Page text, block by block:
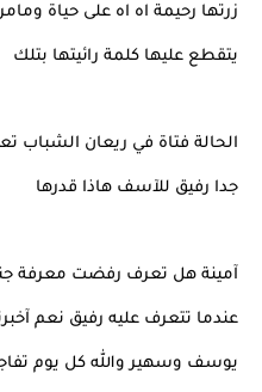
زرتها رحيمة اه اه على حياة
يتقطع عليها كلمة رائيتها بتلك
الحالة فتاة في ريعان الشباب
جدا رفيق للآسف هاذا قدرها
آمينة هل تعرف رفضت معرفة
عندما تتعرف عليه رفيق نعم
يوسف وسهير والله كل يوم